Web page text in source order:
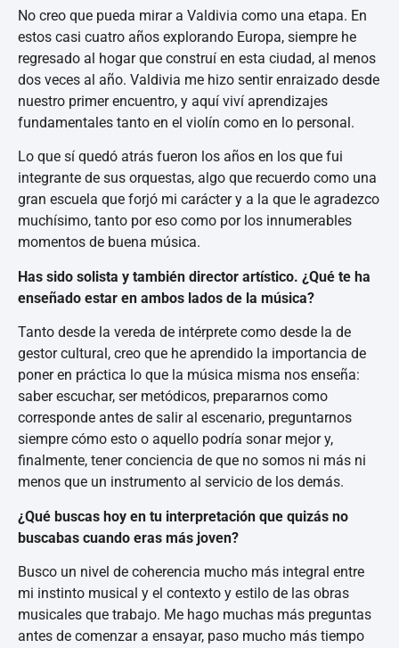
No creo que pueda mirar a Valdivia como una etapa. En
estos casi cuatro años explorando Europa, siempre he
regresado al hogar que construí en esta ciudad, al menos
dos veces al año. Valdivia me hizo sentir enraizado desde
nuestro primer encuentro, y aquí viví aprendizajes
fundamentales tanto en el violín como en lo personal.
Lo que sí quedó atrás fueron los años en los que fui
integrante de sus orquestas, algo que recuerdo como una
gran escuela que forjó mi carácter y a la que le agradezco
muchísimo, tanto por eso como por los innumerables
momentos de buena música.
Has sido solista y también director artístico. ¿Qué te ha
enseñado estar en ambos lados de la música?
Tanto desde la vereda de intérprete como desde la de
gestor cultural, creo que he aprendido la importancia de
poner en práctica lo que la música misma nos enseña:
saber escuchar, ser metódicos, prepararnos como
corresponde antes de salir al escenario, preguntarnos
siempre cómo esto o aquello podría sonar mejor y,
finalmente, tener conciencia de que no somos ni más ni
menos que un instrumento al servicio de los demás.
¿Qué buscas hoy en tu interpretación que quizás no
buscabas cuando eras más joven?
Busco un nivel de coherencia mucho más integral entre
mi instinto musical y el contexto y estilo de las obras
musicales que trabajo. Me hago muchas más preguntas
antes de comenzar a ensayar, paso mucho más tiempo